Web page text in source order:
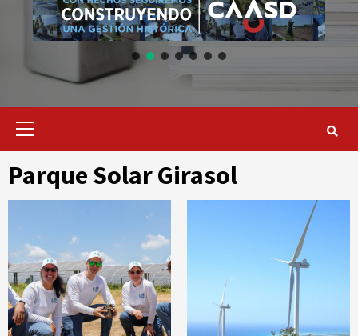
Primary
Parque Solar Girasol